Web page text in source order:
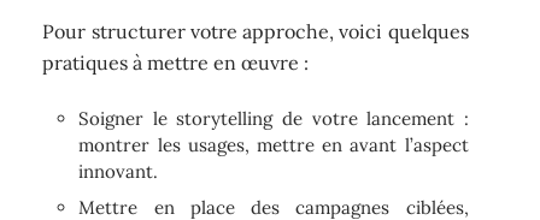
Pour structurer votre approche, voici quelques
pratiques à mettre en œuvre :
Soigner le storytelling de votre lancement :
montrer les usages, mettre en avant l’aspect
innovant.
Mettre en place des campagnes ciblées,